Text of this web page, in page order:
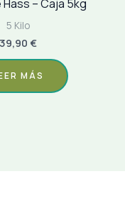
– Caja 5kg
5 Kilo
39,90 €
MÁS